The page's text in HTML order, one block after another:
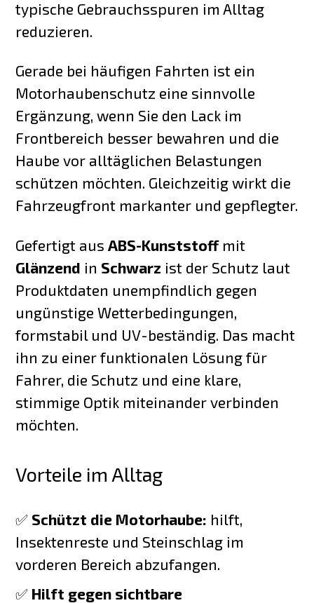
typische Gebrauchsspuren im Alltag
reduzieren.
Gerade bei häufigen Fahrten ist ein
Motorhaubenschutz eine sinnvolle
Ergänzung, wenn Sie den Lack im
Frontbereich besser bewahren und die
Haube vor alltäglichen Belastungen
schützen möchten. Gleichzeitig wirkt die
Fahrzeugfront markanter und gepflegter.
Gefertigt ausABS-Kunststoffmit
Glänzend in Schwarz ist der Schutz laut
Produktdaten unempfindlich gegen
ungünstige Wetterbedingungen,
formstabil und UV-beständig. Das macht
ihn zu einer funktionalen Lösung für
Fahrer, die Schutz und eine klare,
stimmige Optik miteinander verbinden
möchten.
Vorteile im Alltag
✅ Schützt die Motorhaube: hilft,
Insektenreste und Steinschlag im
vorderen Bereich abzufangen.
✅ Hilft gegen sichtbare